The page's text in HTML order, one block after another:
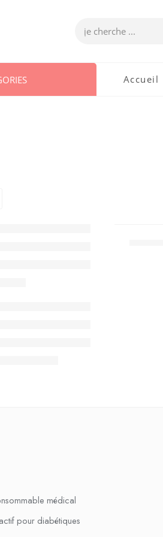
Accueil
médical
pour diabétiques